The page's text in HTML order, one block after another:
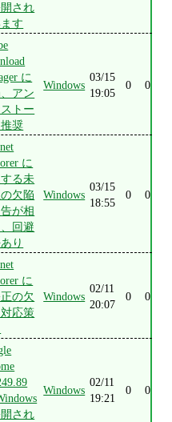
され
す
に
アン
トー
奨
Windows
03/15
19:05
0 0
に
る未
欠陥
が相
回避
り
Windows
03/15
18:55
0 0
に
の欠
応策
Windows
02/11
20:07
0 0
され
Windows
02/11
19:21
0 0